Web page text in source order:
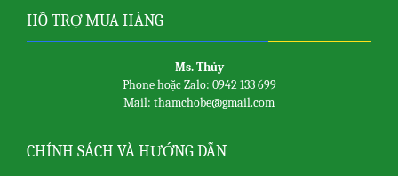
HỖ TRỢ MUA HÀNG
Ms. Thủy
Phone hoặc Zalo: 0942 133 699
Mail: thamchobe@gmail.com
CHÍNH SÁCH VÀ HƯỚNG DẪN